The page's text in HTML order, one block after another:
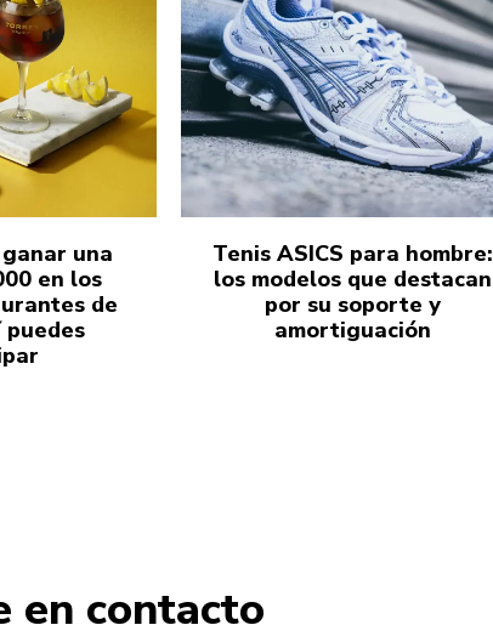
una
en los
de
puedes
Tenis ASICS para hombre:
los modelos que destacan
por su soporte y
amortiguación
en contacto